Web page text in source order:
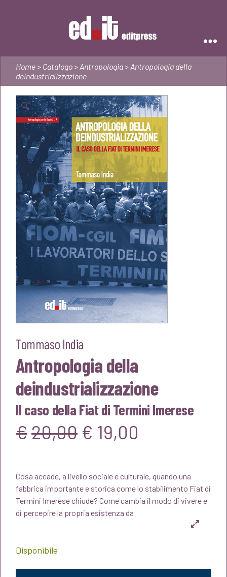
Home> Catalogo> Antropologia> Antropologia della
deindustrializzazione
🔍
Tommaso India
Antropologia della
deindustrializzazione
Il caso della Fiat di Termini Imerese
€20,00 Il
originale
era:
€ 19,00
attuale
Cosa accade, a livello sociale e culturale, quando una
fabbrica importante e storica come lo stabilimento Fiat di
Termini Imerese chiude? Come cambia il modo di vivere e
di percepire la propria esistenza da
Disponibile